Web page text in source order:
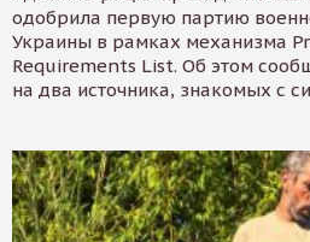
одобрила первую партию
Украины в рамках механизма
Requirements List. Об этом
на два источника, знакомых с